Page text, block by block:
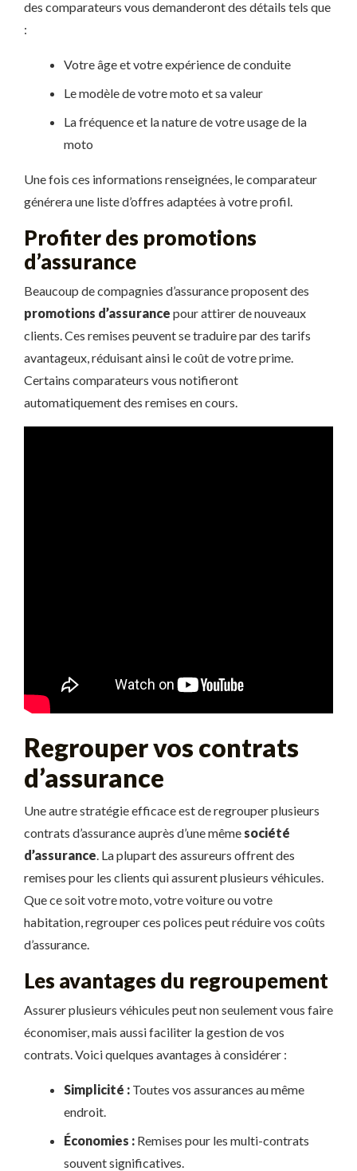
des comparateurs vous demanderont des détails tels que
:
Votre âge et votre expérience de conduite
Le modèle de votre moto et sa valeur
La fréquence et la nature de votre usage de la
moto
Une fois ces informations renseignées, le comparateur
générera une liste d’offres adaptées à votre profil.
Profiter des promotions
d’assurance
Beaucoup de compagnies d’assurance proposent des
promotions d’assurance pour attirer de nouveaux
clients. Ces remises peuvent se traduire par des tarifs
avantageux, réduisant ainsi le coût de votre prime.
Certains comparateurs vous notifieront
automatiquement des remises en cours.
Regrouper vos contrats
d’assurance
Une autre stratégie efficace est de regrouper plusieurs
contrats d’assurance auprès d’une même société
d’assurance . La plupart des assureurs offrent des
remises pour les clients qui assurent plusieurs véhicules.
Que ce soit votre moto, votre voiture ou votre
habitation, regrouper ces polices peut réduire vos coûts
d’assurance.
Les avantages du regroupement
Assurer plusieurs véhicules peut non seulement vous faire
économiser, mais aussi faciliter la gestion de vos
contrats. Voici quelques avantages à considérer :
Simplicité :Toutes vos assurances au même
endroit.
Économies :Remises pour les multi-contrats
souvent significatives.